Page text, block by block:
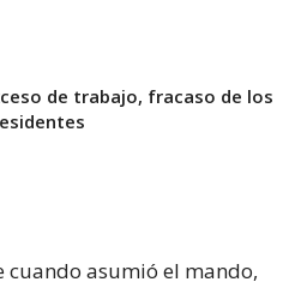
de trabajo, fracaso de los
cuando asumió el mando,